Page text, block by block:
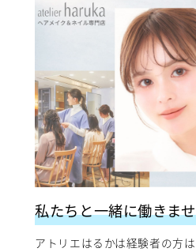
私たちと一緒に働きま
アトリエはるかは経験者の方